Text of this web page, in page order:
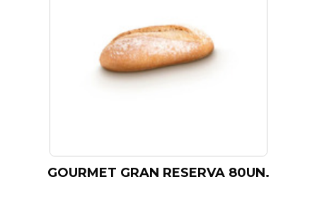
GOURMET GRAN RESERVA 80UN.